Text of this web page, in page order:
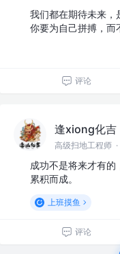
我们都在期待未来，
你要为自己拼搏，而
评论
逢xiong化吉
高级扫地工程师 ·
成功不是将来才有
累积而成。
上班摸鱼
评论